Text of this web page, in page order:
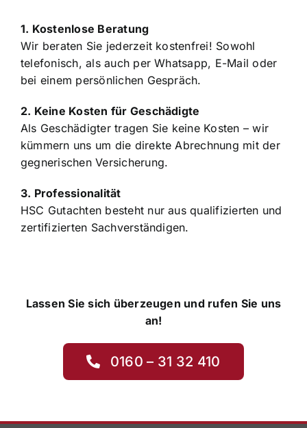
1. Kostenlose Beratung
Wir beraten Sie jederzeit kostenfrei! Sowohl
telefonisch, als auch per Whatsapp, E-Mail oder
bei einem persönlichen Gespräch.
2. Keine Kosten für Geschädigte
Als Geschädigter tragen Sie keine Kosten – wir
kümmern uns um die direkte Abrechnung mit der
gegnerischen Versicherung.
3. Professionalität
HSC Gutachten besteht nur aus qualifizierten und
zertifizierten Sachverständigen.
Lassen Sie sich überzeugen und rufen Sie uns
an!
0160 – 31 32 410